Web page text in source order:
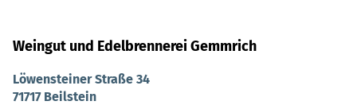
Weingut und Edelbrennerei Gemmrich
Löwensteiner Straße 34
71717 Beilstein